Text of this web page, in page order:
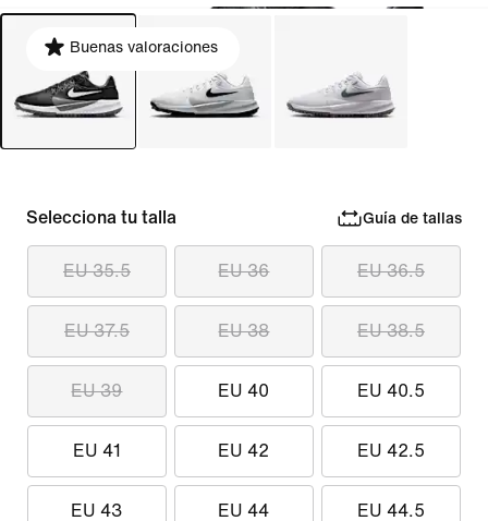
Buenas valoraciones
Selecciona tu talla Guía de tallas
EU 35.5 EU 36 EU 36.5
EU 37.5 EU 38 EU 38.5
EU 39 EU 40 EU 40.5
EU 41 EU 42 EU 42.5
EU 43 EU 44 EU 44.5